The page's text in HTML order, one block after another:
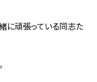
に頑張っている同志た